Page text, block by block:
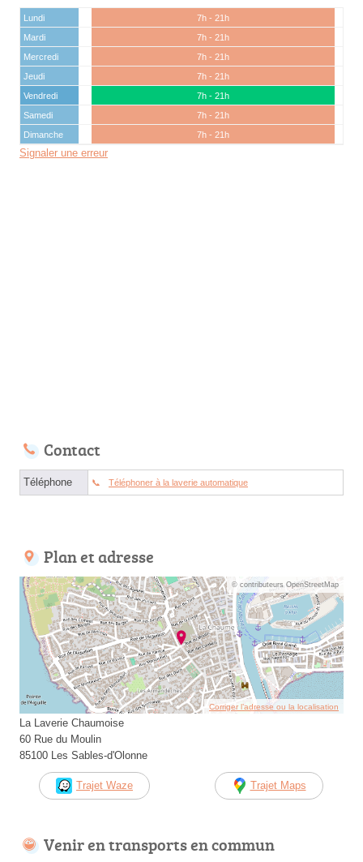
Lundi
7h - 21h
Mardi
7h - 21h
Mercredi
7h - 21h
Jeudi
7h - 21h
Vendredi
7h - 21h
Samedi
7h - 21h
Dimanche
7h - 21h
Signaler une erreur
Contact
Téléphone Téléphoner à la laverie automatique
Plan et adresse
© contributeurs OpenStreetMap
Corriger l’adresse ou la localisation
La Laverie Chaumoise
60 Rue du Moulin
85100 Les Sables-d'Olonne
Trajet Waze Trajet Maps
Venir en transports en commun